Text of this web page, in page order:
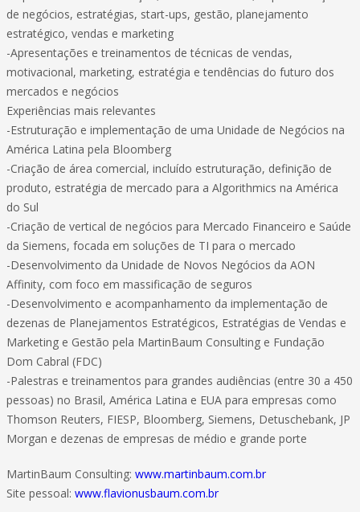
de negócios, estratégias, start-ups, gestão, planejamento
estratégico, vendas e marketing
-Apresentações e treinamentos de técnicas de vendas,
motivacional, marketing, estratégia e tendências do futuro dos
mercados e negócios
Experiências mais relevantes
-Estruturação e implementação de uma Unidade de Negócios na
América Latina pela Bloomberg
-Criação de área comercial, incluído estruturação, definição de
produto, estratégia de mercado para a Algorithmics na América
do Sul
-Criação de vertical de negócios para Mercado Financeiro e Saúde
da Siemens, focada em soluções de TI para o mercado
-Desenvolvimento da Unidade de Novos Negócios da AON
Affinity, com foco em massificação de seguros
-Desenvolvimento e acompanhamento da implementação de
dezenas de Planejamentos Estratégicos, Estratégias de Vendas e
Marketing e Gestão pela MartinBaum Consulting e Fundação
Dom Cabral (FDC)
-Palestras e treinamentos para grandes audiências (entre 30 a 450
pessoas) no Brasil, América Latina e EUA para empresas como
Thomson Reuters, FIESP, Bloomberg, Siemens, Detuschebank, JP
Morgan e dezenas de empresas de médio e grande porte
MartinBaum Consulting: www.martinbaum.com.br
Site pessoal: www.flavionusbaum.com.br